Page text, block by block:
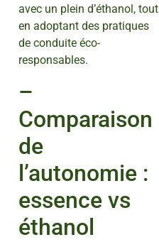
avec un plein d’éthanol, tout
en adoptant des pratiques
de conduite éco-
responsables.
–
Comparaison
de
l’autonomie :
essence vs
éthanol